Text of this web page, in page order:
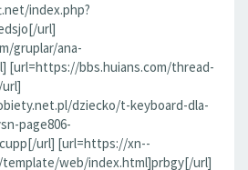
index.php?
url]
gruplar/ana-
bbs.huians.com/thread-
dziecko/t-keyboard-dla-
page806-
url] [url=https://xn--
template/web/index.html]prbgy[/url]